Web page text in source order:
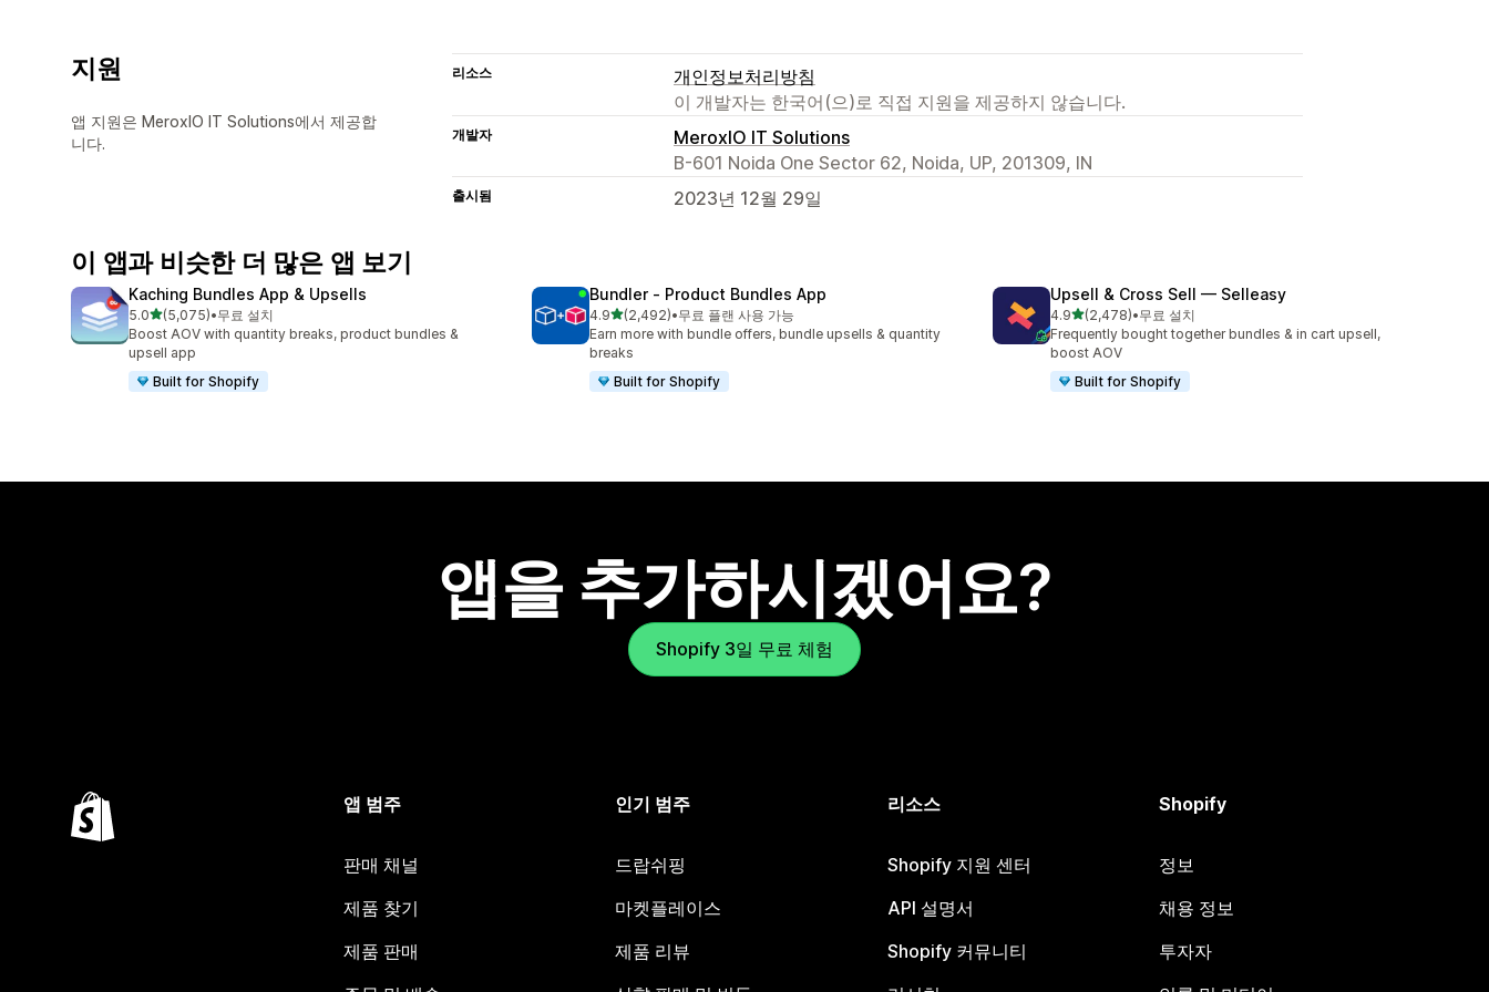
지원
앱 지원은 MeroxIO IT Solutions에서 제공합
니다.
리소스
개인정보처리방침
이 개발자는 한국어(으)로 직접 지원을 제공하지 않습니다.
개발자
MeroxIO IT Solutions
B-601 Noida One Sector 62, Noida, UP, 201309, IN
출시됨 2023년 12월 29일
이 앱과 비슷한 더 많은 앱 보기
Kaching Bundles App & Upsells
5.0별 5개 중
(5,075)
총 리뷰 5075개
•무료 설치
Boost AOV with quantity breaks, product bundles &
upsell app
Built for Shopify
Bundler ‑ Product Bundles App
4.9별 5개 중
(2,492)
총 리뷰 2492개
•무료 플랜 사용 가능
Earn more with bundle offers, bundle upsells & quantity
breaks
Built for Shopify
Upsell & Cross Sell — Selleasy
4.9별 5개 중
(2,478)
총 리뷰 2478개
•무료 설치
Frequently bought together bundles & in cart upsell,
boost AOV
Built for Shopify
앱을 추가하시겠어요?
Shopify 3일 무료 체험
앱 범주
판매 채널
제품 찾기
제품 판매
인기 범주
드랍쉬핑
마켓플레이스
제품 리뷰
리소스
Shopify 지원 센터
API 설명서
Shopify 커뮤니티
Shopify
정보
채용 정보
투자자